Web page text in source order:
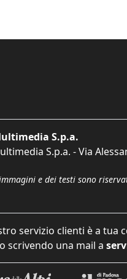
S.p.a.
S.p.a. - Via
e dei testi sono
servizio clienti è a tua
o scrivendo una mail a